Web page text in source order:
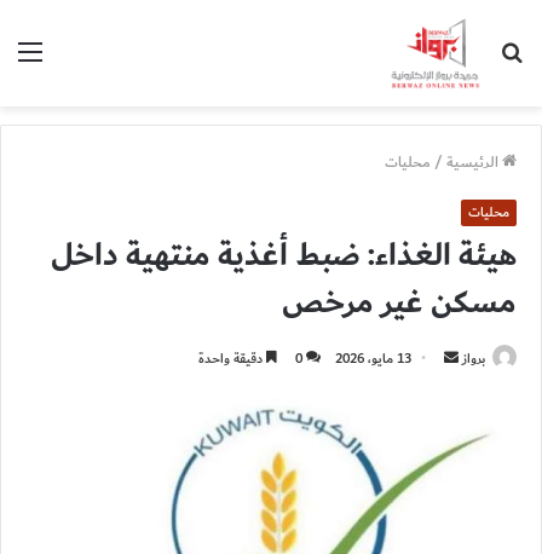
الرئيسية/محليات
محليات
هيئة الغذاء: ضبط أغذية منتهية داخل
مسكن غير مرخص
برواز
أرسل 13 مايو، 2026 0 دقيقة واحدة